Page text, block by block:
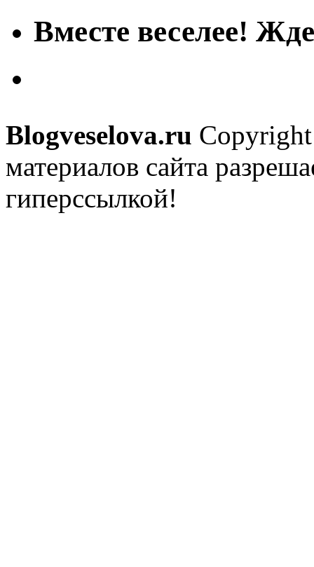
Вместе веселее!
Blogveselova.ru
материалов сайта
гиперссылкой!